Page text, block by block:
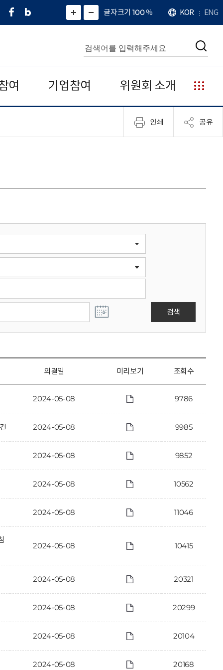
페
네
그
)
화
면
면
소
확
대
치
글자크기 100%
언
어
KOR ENG
통
합
검
색
검
여 기업참여 위원회 소개
누
리
집
안
인쇄 공유
검색
의결일 미리보기 조회수
2024-05-08 9786
2024-05-08 9985
2024-05-08 9852
2024-05-08 10562
2024-05-08 11046
2024-05-08 10415
2024-05-08 20321
2024-05-08 20299
2024-05-08 20104
2024-05-08 20168